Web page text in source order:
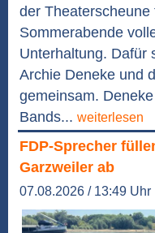
der
Sommerabende
Unterhaltung. Dafür
Archie Deneke und
gemeinsam.
Bands... weiterlesen
FDP-Sprecher
Garzweiler ab
07.08.2026 / 13:49 Uhr